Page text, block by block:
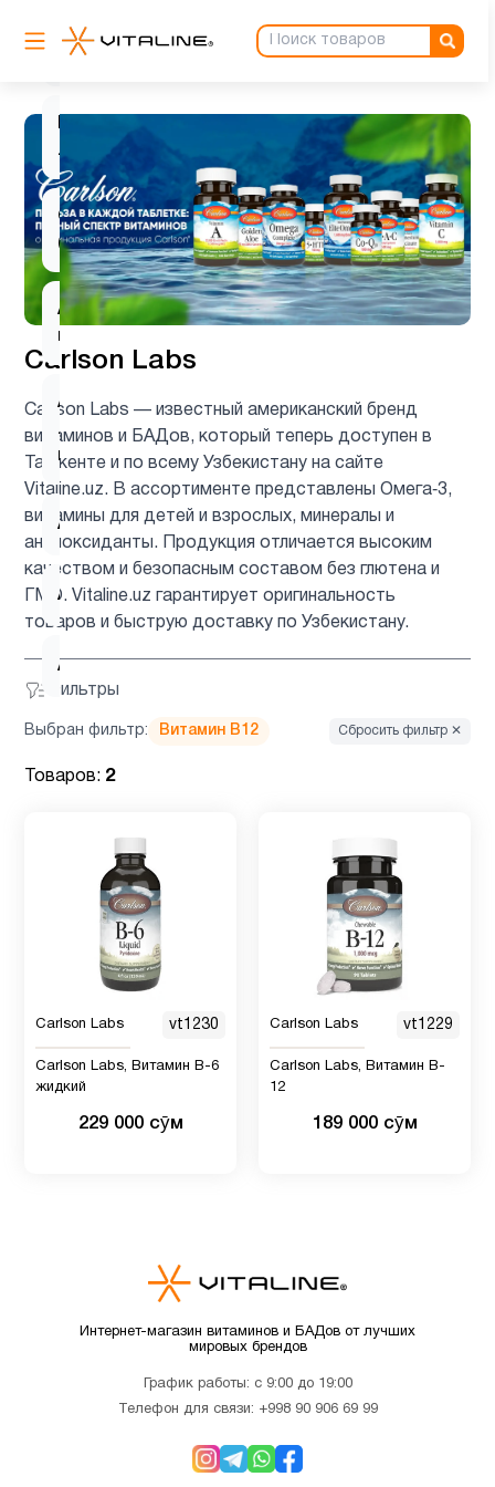
Carlson Labs
Carlson Labs — известный американский бренд
витаминов и БАДов, который теперь доступен в
Ташкенте и по всему Узбекистану на сайте
Vitaline.uz. В ассортименте представлены Омега‑3,
витамины для детей и взрослых, минералы и
антиоксиданты. Продукция отличается высоким
качеством и безопасным составом без глютена и
ГМО. Vitaline.uz гарантирует оригинальность
товаров и быструю доставку по Узбекистану.
Фильтры
L-
карнитин
1
лизин
2
Q10
(CoQ10)
1
Алоэ
вера
1
Альфа-
липоевая
кислота
1
Аминокислоты 6
Антиоксиданты 4
Астаксантин
ацетилцистеин 1
Биотин 2
Вегетарианский
продукт
B
Витамин
Выбран фильтр: Витамин B12 Сбросить фильтр ✕
Товаров: 2
Carlson Labs vt1230
Carlson Labs, Витамин B-6
жидкий
229 000 сӯм
Carlson Labs vt1229
Carlson Labs, Витамин B-
12
189 000 сӯм
Интернет-магазин витаминов и БАДов от лучших
мировых брендов
График работы: с 9:00 до 19:00
Телефон для связи: +998 90 906 69 99